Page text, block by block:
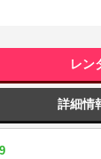
ーが30日もある
いいんじゃない
からGPSnextに替
レン
詳細情